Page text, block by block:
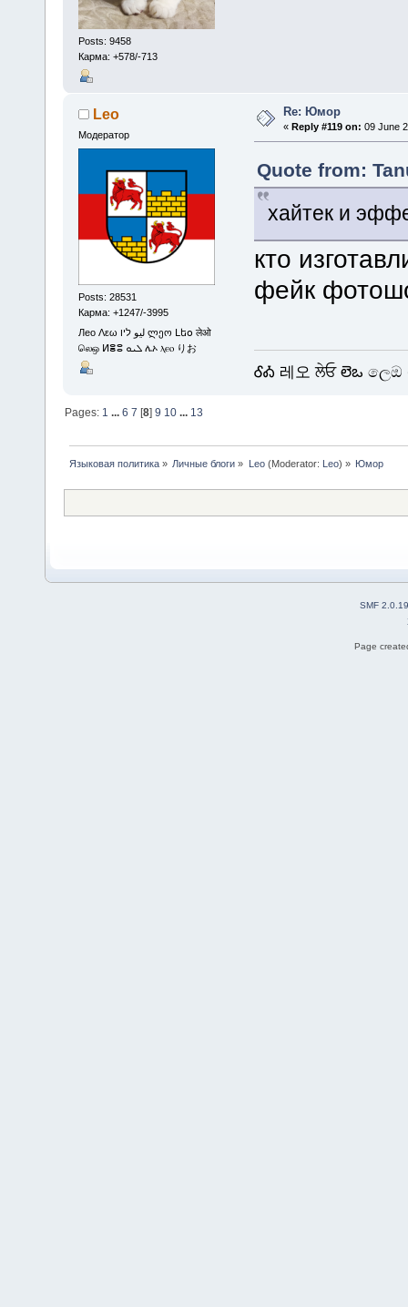
Posts: 9458
Карма: +578/-713
Leo
Модератор
Posts: 28531
Карма: +1247/-3995
Лео Λεω ليو ליו ლეო Լեօ लेओ
லெஒ ⵍⴻⵓ ܠܝܘ ሌኦ ⲗⲉⲟ りお
Re: Юмор
«Reply #119 on: 09 June
Quote from:
хайтек и
кто
фейк
ᎴᎣ 레오 ਲੇਓ లెఒ
Pages: 1 ...6 7 [8]9 10 ... 13
Языковая политика» Личные блоги » Leo(Moderator: Leo) » Юмор
SMF 2.0.19
Page